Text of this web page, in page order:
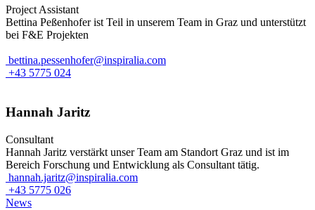
Project Assistant
Bettina Peßenhofer ist Teil in unserem Team in Graz und unterstützt
bei F&E Projekten
bettina.pessenhofer@inspiralia.com
+43 5775 024
Hannah Jaritz
Consultant
Hannah Jaritz verstärkt unser Team am Standort Graz und ist im
Bereich Forschung und Entwicklung als Consultant tätig.
hannah.jaritz@inspiralia.com
+43 5775 026
News